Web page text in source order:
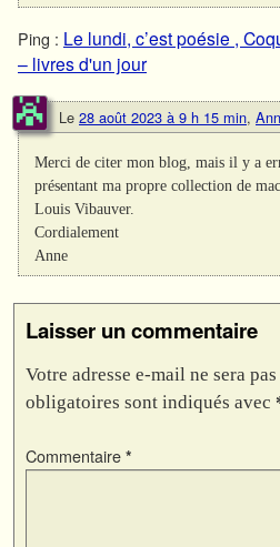
Ping : Le lundi, c’est poésie ,
– livres d'un jour
Le 28 août 2023 à 9 h 15 min,
Merci de citer mon blog, mais il y a
présentant ma propre collection de
Louis Vibauver.
Cordialement
Anne
Laisser un commentaire
Votre adresse e-mail ne sera
obligatoires sont indiqués avec
Commentaire *